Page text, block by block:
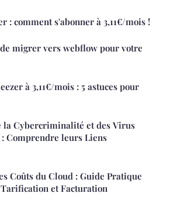
: comment s'abonner à 3,11€/mois !
de migrer vers webflow pour votre
à 3,11€/mois : 5 astuces pour
la Cybercriminalité et des Virus
Comprendre leurs Liens
Coûts du Cloud : Guide Pratique
et Facturation